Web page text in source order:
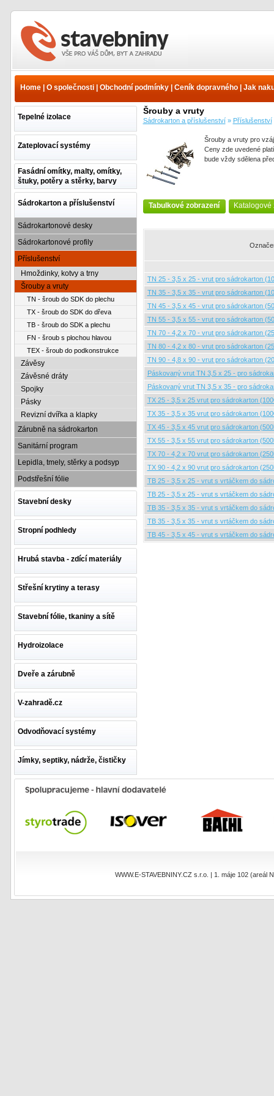
Příslušenství -
příslušenství - Ceník
Home| O společnosti| Obchodní podmínky| Ceník dopravného| Jak
Tepelné izolace
Zateplovací systémy
Fasádní omítky, malty, omítky,
štuky, potěry a stěrky, barvy
Sádrokarton a příslušenství
Sádrokartonové desky
Sádrokartonové profily
Příslušenství
Hmoždinky, kotvy a trny
Šrouby a vruty
TN - šroub do SDK do plechu
TX - šroub do SDK do dřeva
TB - šroub do SDK a plechu
FN - šroub s plochou hlavou
TEX - šroub do podkonstrukce
Závěsy
Závěsné dráty
Spojky
Pásky
Revizní dvířka a klapky
Zárubně na sádrokarton
Sanitární program
Lepidla, tmely, stěrky a podsyp
Podstřešní fólie
Stavební desky
Stropní podhledy
Hrubá stavba - zdící materiály
Střešní krytiny a terasy
Stavební fólie, tkaniny a sítě
Hydroizolace
Dveře a zárubně
V-zahradě.cz
Odvodňovací systémy
Jímky, septiky, nádrže, čističky
Šrouby a vruty
Sádrokarton a příslušenství» Příslušenství
Šrouby a vruty pro
Ceny zde uvedené
bude vždy sdělena
Tabulkové zobrazení Katalogové
TN 25 - 3,5 x 25 - vrut pro sádrokarton
TN 35 - 3,5 x 35 - vrut pro sádrokarton
TN 45 - 3,5 x 45 - vrut pro sádrokarton
TN 55 - 3,5 x 55 - vrut pro sádrokarton
TN 70 - 4,2 x 70 - vrut pro sádrokarton
TN 80 - 4,2 x 80 - vrut pro sádrokarton
TN 90 - 4,8 x 90 - vrut pro sádrokarton
Páskovaný vrut TN 3,5 x 25 - pro
Páskovaný vrut TN 3,5 x 35 - pro
TX 25 - 3,5 x 25 vrut pro sádrokarton
TX 35 - 3,5 x 35 vrut pro sádrokarton
TX 45 - 3,5 x 45 vrut pro sádrokarton
TX 55 - 3,5 x 55 vrut pro sádrokarton
TX 70 - 4,2 x 70 vrut pro sádrokarton
TX 90 - 4,2 x 90 vrut pro sádrokarton
TB 25 - 3,5 x 25 - vrut s vrtáčkem do
TB 25 - 3,5 x 25 - vrut s vrtáčkem do
TB 35 - 3,5 x 35 - vrut s vrtáčkem do
TB 35 - 3,5 x 35 - vrut s vrtáčkem do
TB 45 - 3,5 x 45 - vrut s vrtáčkem do
WWW.E-STAVEBNINY.CZ s.r.o. | 1. máje 102